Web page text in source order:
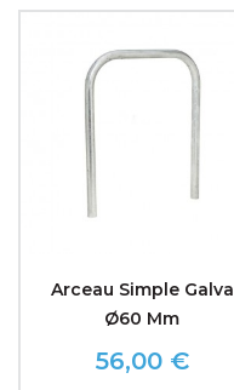
Arceau Simple Galva
Ø60 Mm
Prix
56,00 €